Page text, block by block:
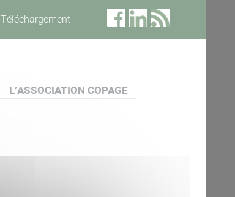
Téléchargement
L’ASSOCIATION COPAGE